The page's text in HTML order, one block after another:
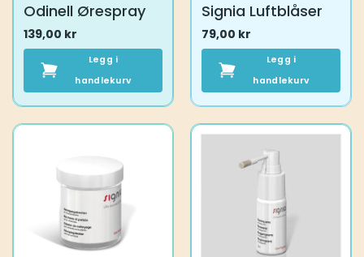
Odinell Ørespray
139,00 kr
Legg i
handlekurv
Signia Luftblåser
79,00 kr
Legg i
handlekurv